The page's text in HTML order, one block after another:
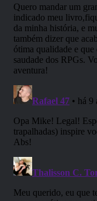
“Parabéns pelo
vapor!”;
fazer a edição,
qualidade
conhecermos